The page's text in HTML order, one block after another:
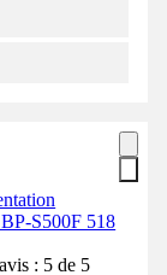
S500F 518
: 5 de 5